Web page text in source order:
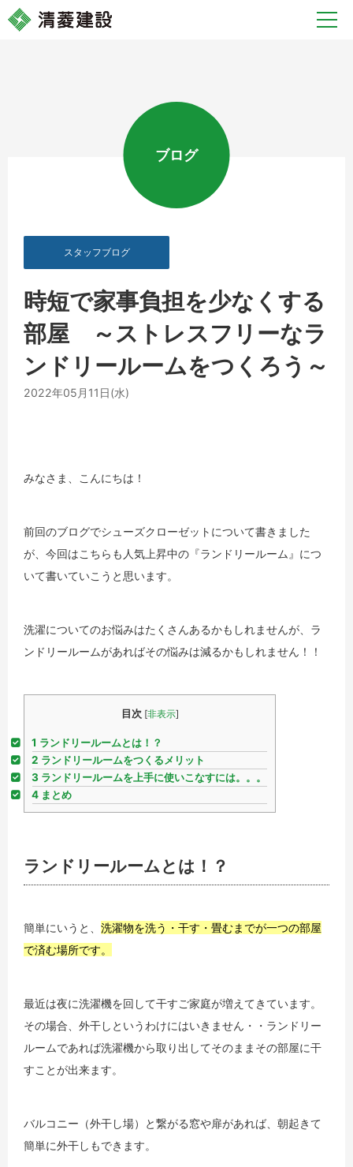
ブログ
スタッフブログ
時短で家事負担を少なくする
部屋 ～ストレスフリーなラ
ンドリールームをつくろう～
2022年05月11日(水)
みなさま、こんにちは！
前回のブログでシューズクローゼットについて書きました
が、今回はこちらも人気上昇中の『ランドリールーム』につ
いて書いていこうと思います。
洗濯についてのお悩みはたくさんあるかもしれませんが、ラ
ンドリールームがあればその悩みは減るかもしれません！！
目次 [非表示]
1 ランドリールームとは！？
2 ランドリールームをつくるメリット
3 ランドリールームを上手に使いこなすには。。。
4 まとめ
ランドリールームとは！？
簡単にいうと、 洗濯物を洗う・干す・畳むまでが一つの部屋
で済む場所です。
最近は夜に洗濯機を回して干すご家庭が増えてきています。
その場合、外干しというわけにはいきません・・ランドリー
ルームであれば洗濯機から取り出してそのままその部屋に干
すことが出来ます。
バルコニー（外干し場）と繋がる窓や扉があれば、朝起きて
簡単に外干しもできます。